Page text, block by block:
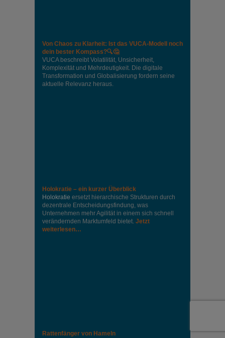
Von Chaos zu Klarheit: Ist das VUCA-Modell noch
dein bester Kompass?🔍🤔
VUCA beschreibt Volatilität, Unsicherheit,
Komplexität und Mehrdeutigkeit. Die digitale
Transformation und Globalisierung fordern seine
aktuelle Relevanz heraus.
Holokratie – ein kurzer Überblick
Holokratie ersetzt hierarchische Strukturen durch
dezentrale Entscheidungsfindung, was
Unternehmen mehr Agilität in einem sich schnell
verändernden Marktumfeld bietet. Jetzt
weiterlesen…
Rattenfänger von Hameln